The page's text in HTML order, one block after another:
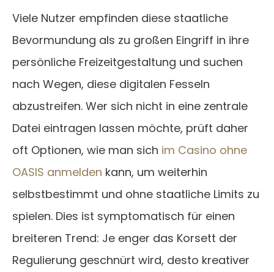
Viele Nutzer empfinden diese staatliche
Bevormundung als zu großen Eingriff in ihre
persönliche Freizeitgestaltung und suchen
nach Wegen, diese digitalen Fesseln
abzustreifen. Wer sich nicht in eine zentrale
Datei eintragen lassen möchte, prüft daher
oft Optionen, wie man sich im Casino ohne
OASIS anmelden kann, um weiterhin
selbstbestimmt und ohne staatliche Limits zu
spielen. Dies ist symptomatisch für einen
breiteren Trend: Je enger das Korsett der
Regulierung geschnürt wird, desto kreativer